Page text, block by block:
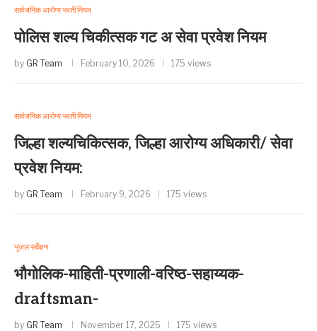
सार्वजनिक आरोग्य भरती नियम
पोलिस शल्य चिकीत्सक गट अ सेवा प्रवेश नियम
by GR Team February 10, 2026 175 views
सार्वजनिक आरोग्य भरती नियम
जिल्हा शल्यचिकित्सक, जिल्हा आरोग्य अधिकारी/ सेवा
प्रवेश नियम:
by GR Team February 9, 2026 175 views
भूजल सर्वेक्षण
भौगोलिक-माहिती-प्रणाली-वरिष्ठ-सहाय्यक-
draftsman-
by GR Team November 17, 2025 175 views